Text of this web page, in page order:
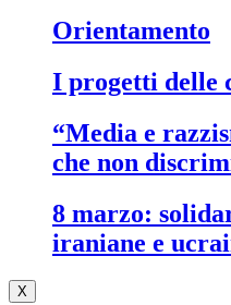
orientamento
i progetti delle
“media e razzismo”: l’informazione
che non
8 marzo: solidarietà alle donne
iraniane e
X